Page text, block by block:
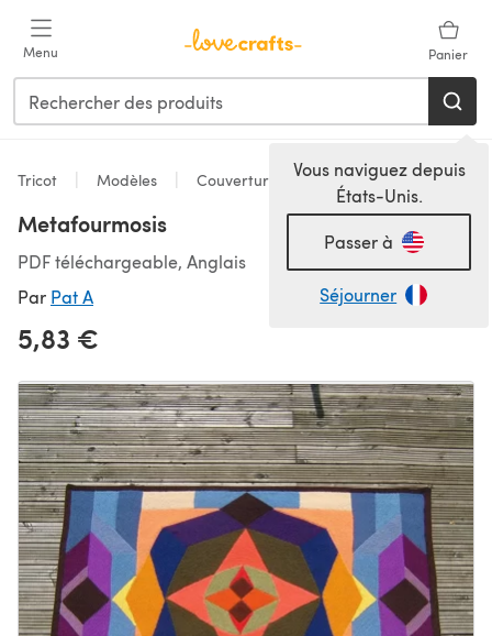
Menu Panier
Vous naviguez depuis
États-Unis.
Passer à
Séjourner
Tricot Modèles Couvertures
Metafourmosis
PDF téléchargeable, Anglais
Par Pat A
5,83 €